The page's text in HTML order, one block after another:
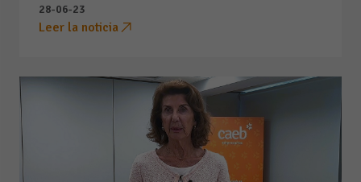
28-06-23
Leer la noticia